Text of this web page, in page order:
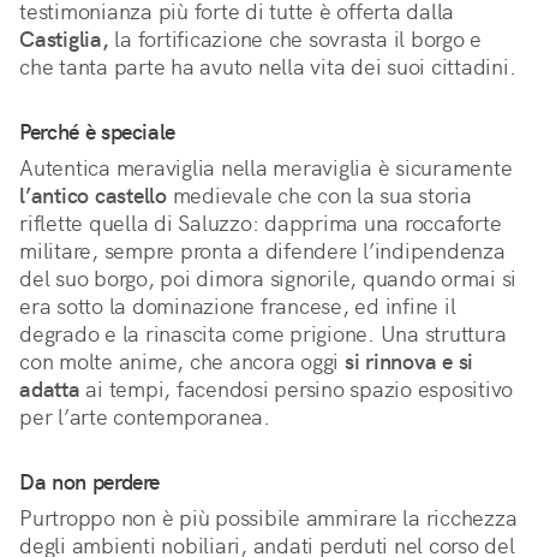
Castiglia, la fortificazione che sovrasta il borgo e
che tanta parte ha avuto nella vita dei suoi cittadini.
Perché è speciale
l’antico castello medievale che con la sua storia
riflette quella di Saluzzo: dapprima una roccaforte
militare, sempre pronta a difendere l’indipendenza
del suo borgo, poi dimora signorile, quando ormai si
era sotto la dominazione francese, ed infine il
degrado e la rinascita come prigione. Una struttura
con molte anime, che ancora oggi si rinnova e si
adatta ai tempi, facendosi persino spazio espositivo
per l’arte contemporanea.
Da non perdere
Purtroppo non è più possibile ammirare la ricchezza
degli ambienti nobiliari, andati perduti nel corso del